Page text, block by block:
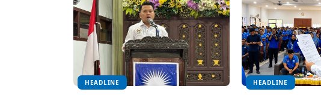
HEADLINE HEADLINE